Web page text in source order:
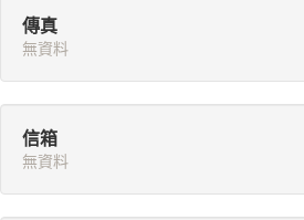
傳真
無資料
信箱
無資料